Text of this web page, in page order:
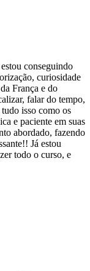
conseguindo
curiosidade
França e do
falar do tempo,
isso como os
e paciente em suas
abordado, fazendo
Já estou
todo o curso, e